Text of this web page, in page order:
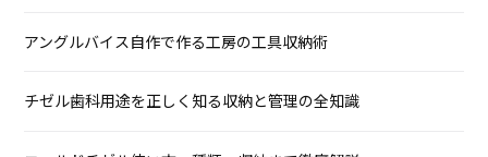
アングルバイス自作で作る工房の工具収納術
チゼル歯科用途を正しく知る収納と管理の全知識